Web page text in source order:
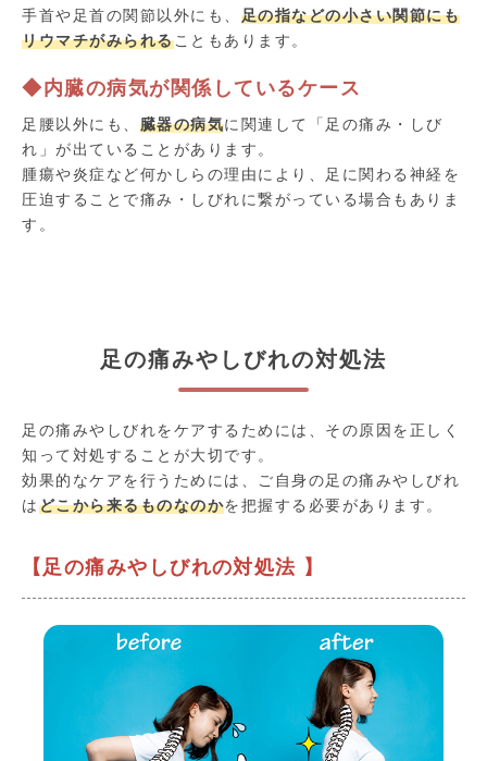
手首や足首の関節以外にも、 足の指などの小さい関節にも
リウマチがみられることもあります。
◆内臓の病気が関係しているケース
足腰以外にも、 臓器の病気に関連して「足の痛み・しび
れ」が出ていることがあります。
腫瘍や炎症など何かしらの理由により、足に関わる神経を
圧迫することで痛み・しびれに繋がっている場合もありま
す。
足の痛みやしびれの対処法
足の痛みやしびれをケアするためには、その原因を正しく
知って対処することが大切です。
効果的なケアを行うためには、ご自身の足の痛みやしびれ
はどこから来るものなのかを把握する必要があります。
【足の痛みやしびれの対処法 】